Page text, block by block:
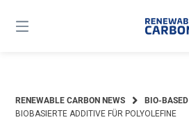
content
RENEWABLE CARBON NEWS
BIO-BASED
BIOBASIERTE ADDITIVE FÜR POLYOLEFINE